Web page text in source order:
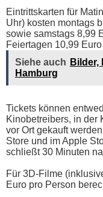
Eintrittskarten für
Uhr) kosten montags
sowie samstags 8,99
Feiertagen 10,99
Siehe auch Bilder,
Hamburg
Tickets können
Kinobetreibers, in der
vor Ort gekauft
Store und im Apple
schließt 30 Minuten
Für 3D-Filme
Euro pro Person